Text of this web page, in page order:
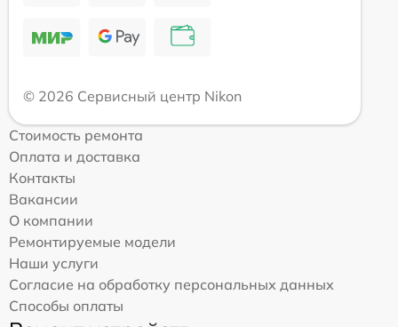
© 2026 Сервисный центр Nikon
Стоимость ремонта
Оплата и доставка
Контакты
Вакансии
О компании
Ремонтируемые модели
Наши услуги
Согласие на обработку персональных данных
Способы оплаты